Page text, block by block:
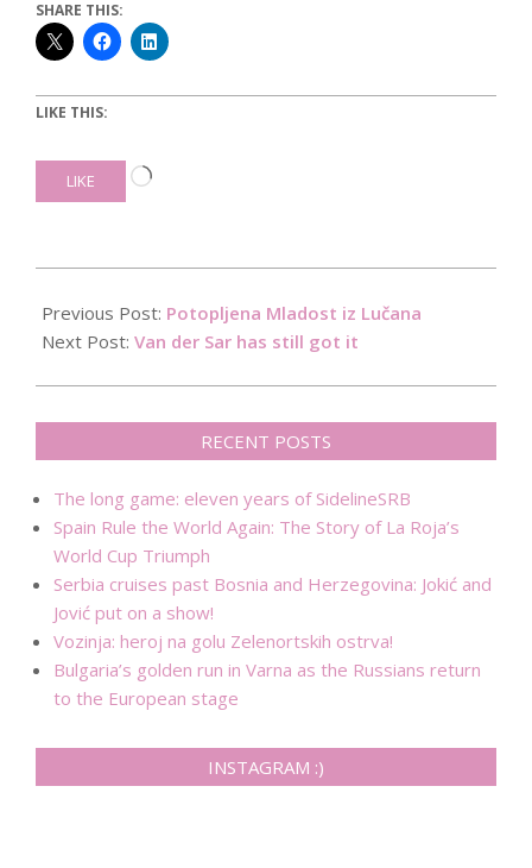
SHARE THIS:
LIKE THIS:
LIKE
Loading…
03-
11
Previous Post: Potopljena Mladost iz Lučana
Next Post: Van der Sar has still got it
RECENT POSTS
The long game: eleven years of SidelineSRB
Spain Rule the World Again: The Story of La Roja’s
World Cup Triumph
Serbia cruises past Bosnia and Herzegovina: Jokić and
Jović put on a show!
Vozinja: heroj na golu Zelenortskih ostrva!
Bulgaria’s golden run in Varna as the Russians return
to the European stage
INSTAGRAM :)